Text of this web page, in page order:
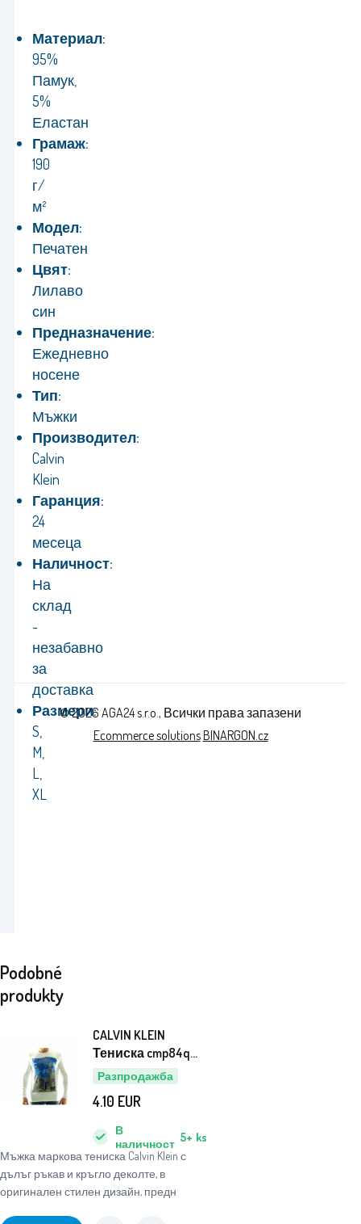
Материал:
95%
Памук,
5%
Еластан
Грамаж:
190
г/
м²
Модел:
Печатен
Цвят:
Лилаво
син
Предназначение:
Ежедневно
носене
Тип:
Мъжки
Производител:
Calvin
Klein
Гаранция:
24
месеца
Наличност:
На
склад
-
незабавно
за
доставка
Размери:
S,
M,
L,
XL
Podobné
produkty
Разпродажба
CALVIN KLEIN
Тениска cmp84q
Blanc
Мъжка маркова тениска Calvin Klein с
дълъг ръкав и кръгло деколте, в
оригинален стилен дизайн, предн
В
наличност 5+ ks
4.10 EUR
© 2026 AGA24 s.r.o., Всички права запазени
Ecommerce solutionsBINARGON.cz